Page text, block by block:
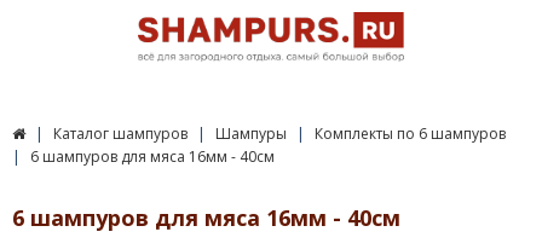
Каталог шампуров Шампуры
Комплекты по 6 шампуров
6 шампуров для мяса 16мм - 40см
6 шампуров для мяса 16мм - 40см